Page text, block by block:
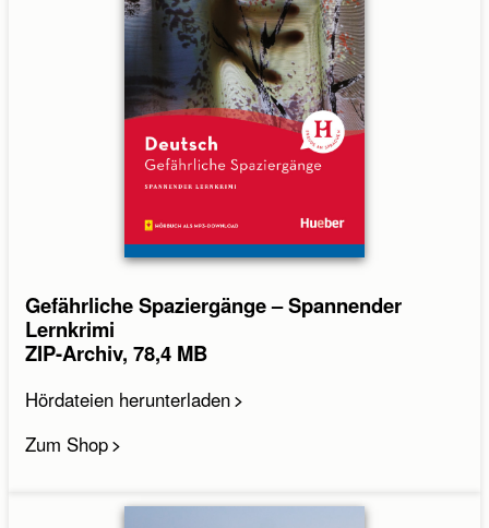
Gefährliche Spaziergänge – Spannender
Lernkrimi
ZIP-Archiv, 78,4 MB
Hördateien herunterladen
Zum Shop